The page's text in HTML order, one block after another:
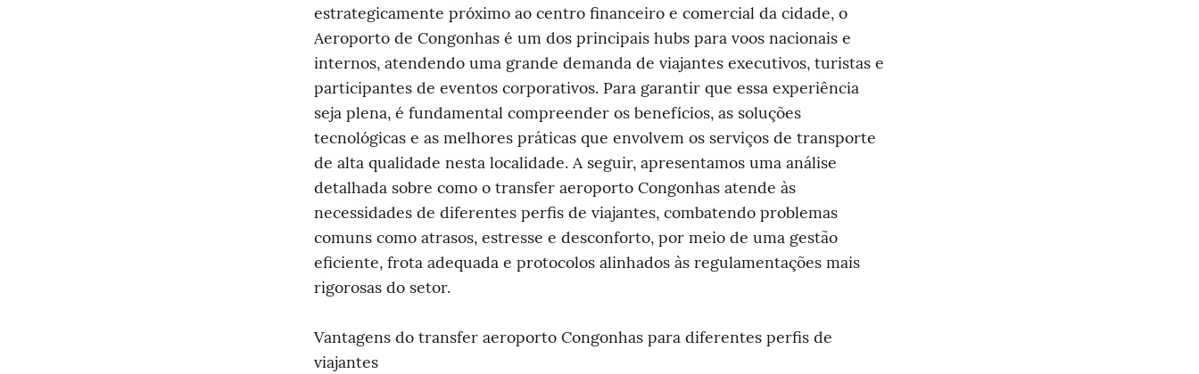
estrategicamente próximo ao centro financeiro e comercial da cidade, o
Aeroporto de Congonhas é um dos principais hubs para voos nacionais e
internos, atendendo uma grande demanda de viajantes executivos, turistas e
participantes de eventos corporativos. Para garantir que essa experiência
seja plena, é fundamental compreender os benefícios, as soluções
tecnológicas e as melhores práticas que envolvem os serviços de transporte
de alta qualidade nesta localidade. A seguir, apresentamos uma análise
detalhada sobre como o transfer aeroporto Congonhas atende às
necessidades de diferentes perfis de viajantes, combatendo problemas
comuns como atrasos, estresse e desconforto, por meio de uma gestão
eficiente, frota adequada e protocolos alinhados às regulamentações mais
rigorosas do setor.
Vantagens do transfer aeroporto Congonhas para diferentes perfis de
viajantes